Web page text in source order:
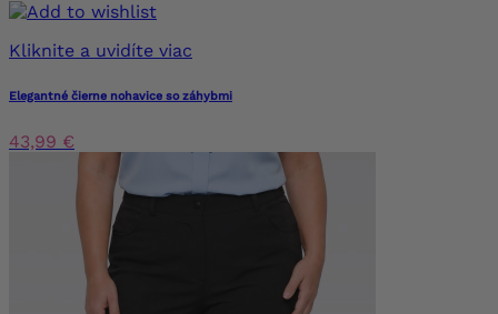
Kliknite a uvidíte viac
Elegantné čierne nohavice so záhybmi
43,99 €